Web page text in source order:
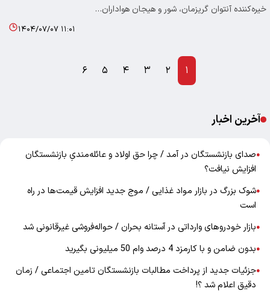
خیره‌کننده آنتوان گریزمان، شور و هیجان هواداران…
۱۴۰۴/۰۷/۰۷ ۱۱:۰۱
۱ ۲ ۳ ۴ ۵ ۶
آخرین اخبار
●صدای بازنشستگان در آمد / چرا حق اولاد و عائله‌مندیِ بازنشستگان
افزایش نیافت؟
●شوک بزرگ در بازار مواد غذایی / موج جدید افزایش قیمت‌ها در راه
است
●بازار خودرو‌های وارداتی در آستانه بحران / حواله‌فروشی غیرقانونی شد
●بدون ضامن و با کارمزد 4 درصد وام 50 میلیونی بگیرید
●جزئیات جدید از پرداخت مطالبات بازنشستگان تامین اجتماعی / زمان
دقیق اعلام شد ؟!